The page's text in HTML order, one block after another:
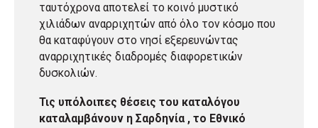
ταυτόχρονα αποτελεί το κοινό μυστικό
χιλιάδων αναρριχητών από όλο τον κόσμο που
θα καταφύγουν στο νησί εξερευνώντας
αναρριχητικές διαδρομές διαφορετικών
δυσκολιών.
Τις υπόλοιπες θέσεις του καταλόγου
καταλαμβάνουν η Σαρδηνία , το Εθνικό